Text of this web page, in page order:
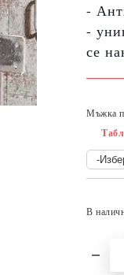
-
-
се
Мъжка
В